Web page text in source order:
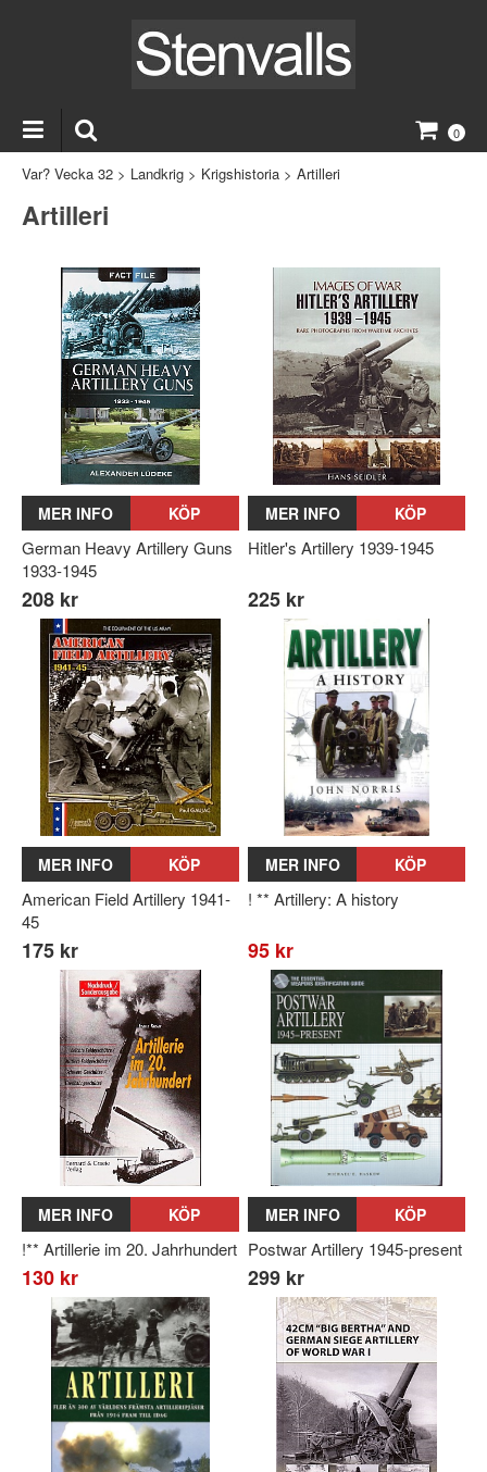
0
Var? Vecka 32 > Landkrig > Krigshistoria > Artilleri
Artilleri
MER INFO KÖP
German Heavy Artillery Guns
1933-1945
208 kr
MER INFO KÖP
Hitler's Artillery 1939-1945
225 kr
MER INFO KÖP
American Field Artillery 1941-
45
175 kr
MER INFO KÖP
! ** Artillery: A history
95 kr
MER INFO KÖP
!** Artillerie im 20. Jahrhundert
130 kr
MER INFO KÖP
Postwar Artillery 1945-present
299 kr